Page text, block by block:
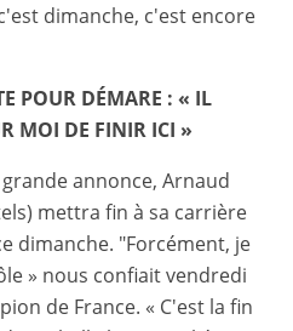
dimanche, c'est encore
POUR DÉMARE : « IL
MOI DE FINIR ICI »
annonce, Arnaud
mettra fin à sa carrière
dimanche. "Forcément, je
» nous confiait vendredi
de France. « C'est la fin